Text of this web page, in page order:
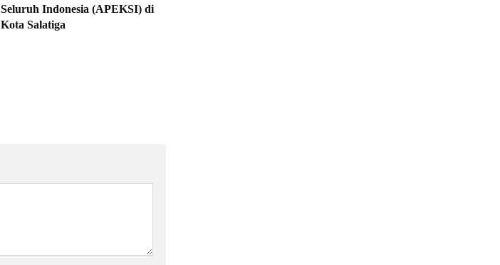
Seluruh Indonesia (APEKSI) di
Kota Salatiga